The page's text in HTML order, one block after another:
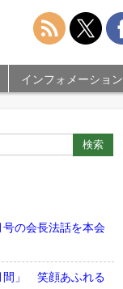
インフォメーション
の会長法話を本会
間」 笑顔あふれる